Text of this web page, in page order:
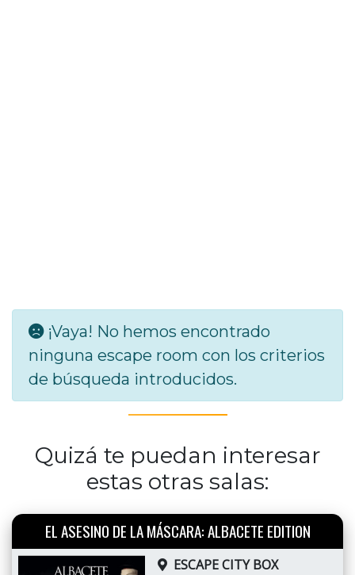
¡Vaya! No hemos encontrado
ninguna escape room con los criterios
de búsqueda introducidos.
Quizá te puedan interesar
estas otras salas:
EL ASESINO DE LA MÁSCARA: ALBACETE EDITION
ESCAPE CITY BOX